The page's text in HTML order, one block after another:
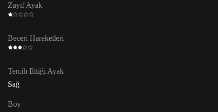
Zayıf Ayak
Beceri Hareketleri
Tercih Ettiği Ayak
Sağ
Boy